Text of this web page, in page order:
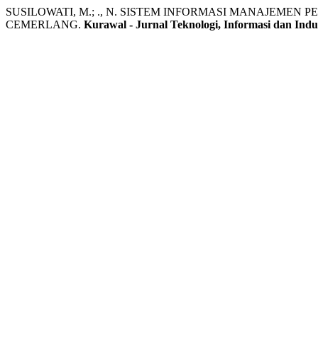
SUSILOWATI, M.; ., N. SISTEM INFORMASI MANAJEMEN
CEMERLANG. Kurawal - Jurnal Teknologi, Informasi dan